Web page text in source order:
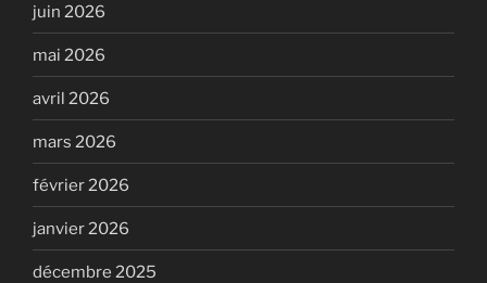
juin 2026
mai 2026
avril 2026
mars 2026
février 2026
janvier 2026
décembre 2025